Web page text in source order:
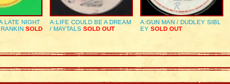
LATE NIGHT
SOLD
A:LIFE COULD BE A DREAM
/ MAYTALS SOLD OUT
A:GUN MAN / DUDLEY SIBL
EY SOLD OUT